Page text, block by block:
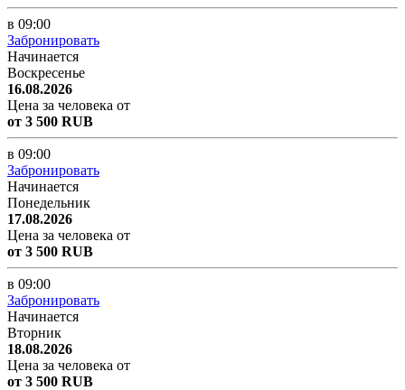
в 09:00
Забронировать
Начинается
Воскресенье
16.08.2026
Цена за человека от
от 3 500 RUB
в 09:00
Забронировать
Начинается
Понедельник
17.08.2026
Цена за человека от
от 3 500 RUB
в 09:00
Забронировать
Начинается
Вторник
18.08.2026
Цена за человека от
от 3 500 RUB